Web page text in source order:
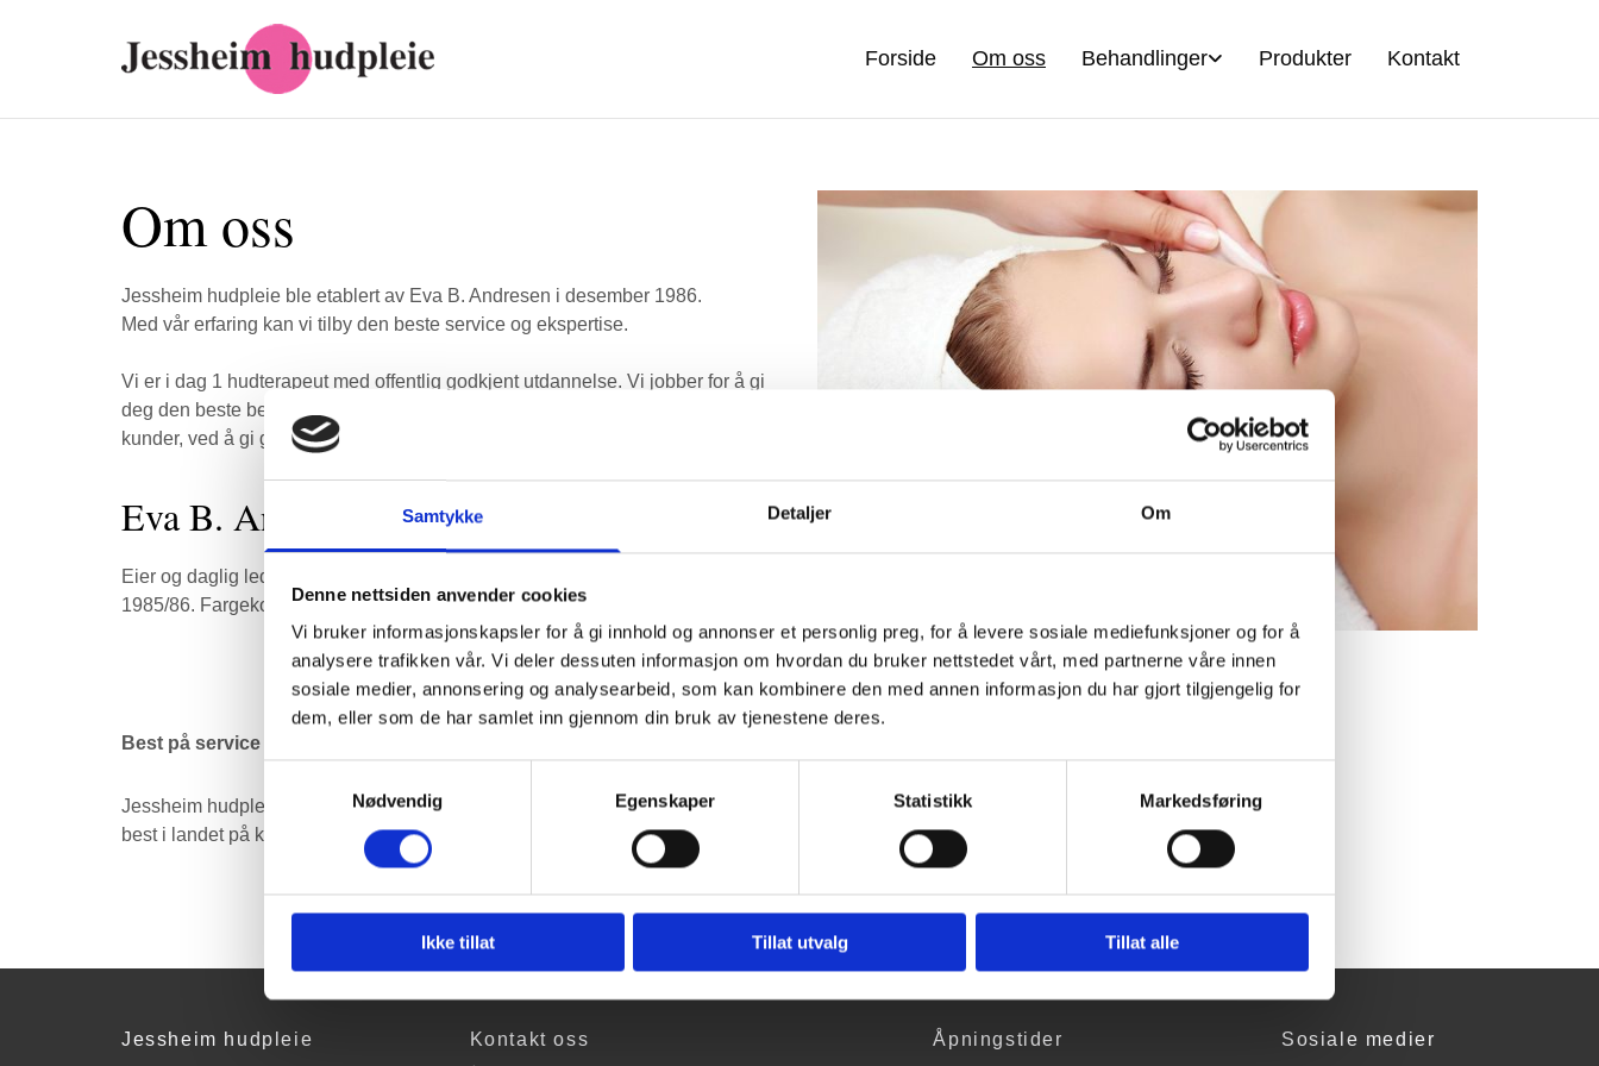
Samtykke Detaljer Om
Denne nettsiden anvender cookies
Vi bruker informasjonskapsler for å gi innhold og annonser et personlig preg, for å levere sosiale mediefunksjoner og for å
analysere trafikken vår. Vi deler dessuten informasjon om hvordan du bruker nettstedet vårt, med partnerne våre innen
sosiale medier, annonsering og analysearbeid, som kan kombinere den med annen informasjon du har gjort tilgjengelig for
dem, eller som de har samlet inn gjennom din bruk av tjenestene deres.
Nødvendig
Egenskaper Statistikk Markedsføring
Ikke tillat Tillat utvalg Tillat alle
Forside Om oss Behandlinger Produkter Kontakt
Om oss
Jessheim hudpleie ble etablert av Eva B. Andresen i desember 1986.
Med vår erfaring kan vi tilby den beste service og ekspertise.
Vi er i dag 1 hudterapeut med offentlig godkjent utdannelse. Vi jobber for å gi
deg den beste behandling til en hver tid. Vår felles målsetning er fornøyde
kunder, ved å gi god omsorg, service og kunnskap.
Eva B. Andresen
Eier og daglig leder. Utdannet hudterapeut ved Stovner videregående skole
1985/86. Fargekonsulent.
Best på service 2007!
Jessheim hudpleie er i en landsomfattende serviceundersøkelse kåret til nest
best i landet på kundeservice i sin bransje.
Jessheim hudpleie Kontakt oss Åpningstider Sosiale medier